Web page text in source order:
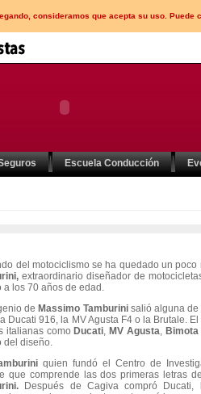
consideramos que acepta su uso.
Escuela Conducción
del motociclismo se ha quedado un
extraordinario diseñador de
a los 70 años de edad.
de Massimo Tamburinisalió alguna de
Ducati 916, la MV Agusta F4 o la Brutale.
italianas como Ducati, MV Agusta, Bimota
del diseño.
quien fundó el Centro de
que comprende las dos primeras letras
Después de Cagiva compró Ducati,